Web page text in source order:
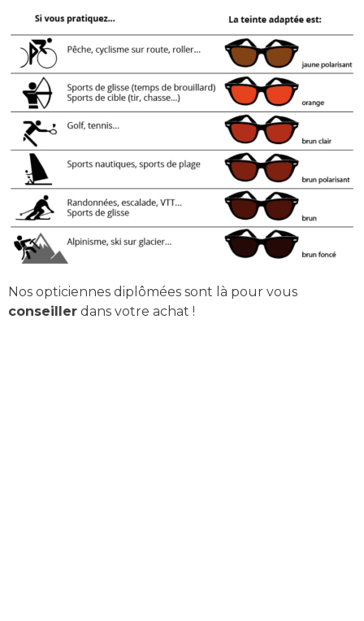
Nos opticiennes diplômées sont là pour vous
conseiller dans votre achat !